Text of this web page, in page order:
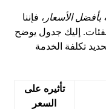
الأسعار ، فإننا
إليك جدول يوضح
تكلفة الخدمة
تأثيره على
السعر